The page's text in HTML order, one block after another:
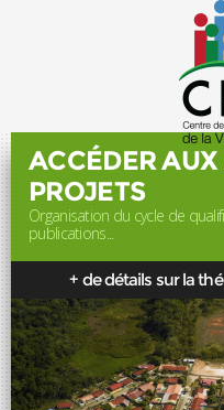
Le CRPV
Thématiques
Documentation
Politique de la Ville
ACCÉDER
PROJETS
Organisation du cycle de
publications...
+ de détails sur la